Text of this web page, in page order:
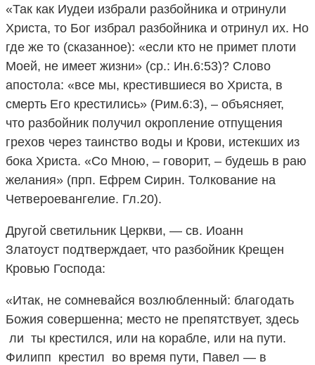
«Так как Иудеи избрали разбойника и отринули
Христа, то Бог избрал разбойника и отринул их. Но
где же то (сказанное): «если кто не примет плоти
Моей, не имеет жизни» (ср.: Ин.6:53)? Слово
апостола: «все мы, крестившиеся во Христа, в
смерть Его крестились» (Рим.6:3), – объясняет,
что разбойник получил окропление отпущения
грехов через таинство воды и Крови, истекших из
бока Христа. «Со Мною, – говорит, – будешь в раю
желания» (прп. Ефрем Сирин. Толкование на
Четвероевангелие. Гл.20).
Другой светильник Церкви, — св. Иоанн
Златоуст подтверждает, что разбойник Крещен
Кровью Господа:
«Итак, не сомневайся возлюбленный: благодать
Божия совершенна; место не препятствует, здесь
ли ты крестился, или на корабле, или на пути.
Филипп крестил во время пути, Павел — в